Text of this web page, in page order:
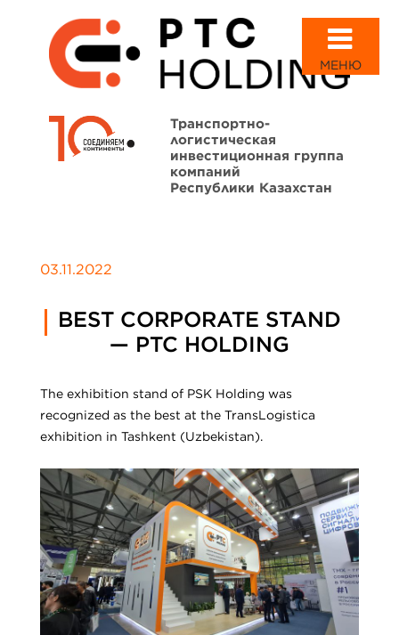
МЕНЮ
Транспортно-
логистическая
инвестиционная группа
компаний
Республики Казахстан
03.11.2022
BEST CORPORATE STAND
— PTC HOLDING
The exhibition stand of PSK Holding was
recognized as the best at the TransLogistica
exhibition in Tashkent (Uzbekistan).